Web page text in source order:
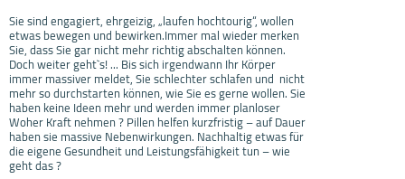
Sie sind engagiert, ehrgeizig, „laufen hochtourig“, wollen
etwas bewegen und bewirken.Immer mal wieder merken
Sie, dass Sie gar nicht mehr richtig abschalten können.
Doch weiter geht`s! ... Bis sich irgendwann Ihr Körper
immer massiver meldet, Sie schlechter schlafen und nicht
mehr so durchstarten können, wie Sie es gerne wollen. Sie
haben keine Ideen mehr und werden immer planloser
Woher Kraft nehmen ? Pillen helfen kurzfristig – auf Dauer
haben sie massive Nebenwirkungen. Nachhaltig etwas für
die eigene Gesundheit und Leistungsfähigkeit tun – wie
geht das ?